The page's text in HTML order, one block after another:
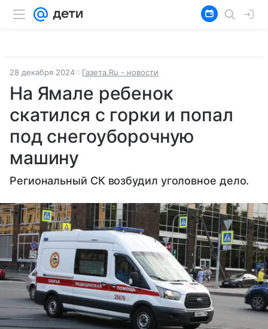
28 декабря 2024 Газета.Ru - новости
На Ямале ребенок
скатился с горки и попал
под снегоуборочную
машину
Региональный СК возбудил уголовное дело.